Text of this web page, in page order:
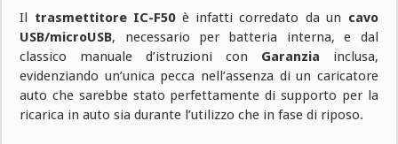
Il trasmettitore IC-F50è infatti corredato da un cavo
USB/microUSB, necessario per batteria interna, e dal
classico manuale d’istruzioni con Garanzia inclusa,
evidenziando un’unica pecca nell’assenza di un caricatore
auto che sarebbe stato perfettamente di supporto per la
ricarica in auto sia durante l’utilizzo che in fase di riposo.